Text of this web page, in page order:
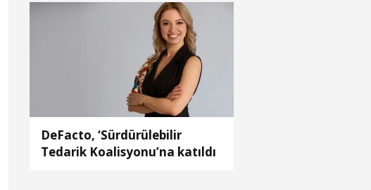
DeFacto, ‘Sürdürülebilir
Tedarik Koalisyonu’na katıldı